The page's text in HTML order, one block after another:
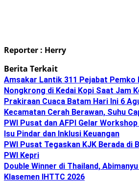
Reporter : Herry
Berita Terkait
Amsakar Lantik 311 Pejabat Pemko
Nongkrong di Kedai Kopi Saat Jam
Prakiraan Cuaca Batam Hari Ini 6
Kecamatan Cerah Berawan, Suhu
PWI Pusat dan AFPI Gelar
Isu Pindar dan Inklusi Keuangan
PWI Pusat Tegaskan KJK Berada di
PWI Kepri
Double Winner di Thailand,
Klasemen IHTTC 2026